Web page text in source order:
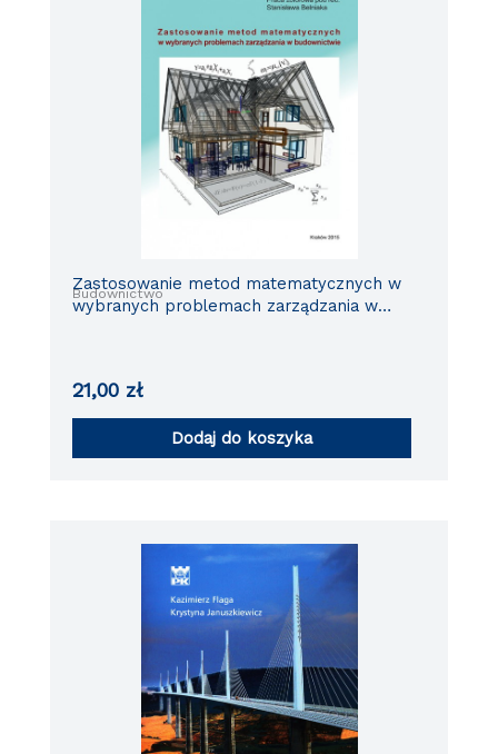
Budownictwo
Zastosowanie metod matematycznych w
wybranych problemach zarządzania w
21,00 zł
Dodaj do koszyka